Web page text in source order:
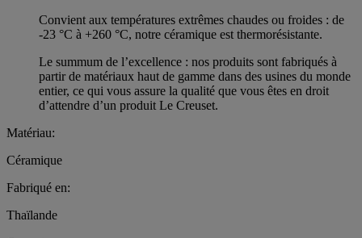
Convient aux températures extrêmes chaudes ou froides : de
-23 °C à +260 °C, notre céramique est thermorésistante.
Le summum de l’excellence : nos produits sont fabriqués à
partir de matériaux haut de gamme dans des usines du monde
entier, ce qui vous assure la qualité que vous êtes en droit
d’attendre d’un produit Le Creuset.
Matériau:
Céramique
Fabriqué en:
Thaïlande